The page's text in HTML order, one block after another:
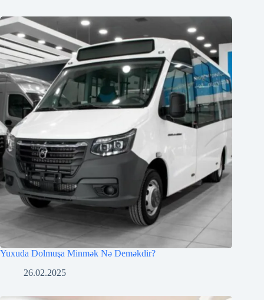
Yuxuda Dolmuşa Minmək Nə Deməkdir?
26.02.2025